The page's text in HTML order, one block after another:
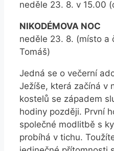
neděle 23. 8. v 15.00
NIKODÉMOVA NOC
neděle 23. 8. (místo a
Tomáš)
Jedná se o večerní
Ježíše, která začíná v
kostelů se západem
hodiny později. První
společné modlitbě s
probíhá v tichu.